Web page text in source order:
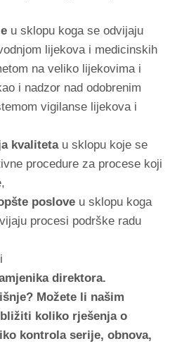
u sklopu koga se odvijaju
lijekova i medicinskih
na veliko lijekovima i
i nadzor nad odobrenim
vigilanse lijekova i
kvaliteta u sklopu koje se
procedure za procese koji
poslove u sklopu koga
procesi podrške radu
i
direktora.
Možete li našim
koliko rješenja o
kontrola serije, obnova,